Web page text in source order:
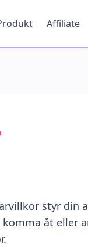
Affiliate
styr din
åt eller